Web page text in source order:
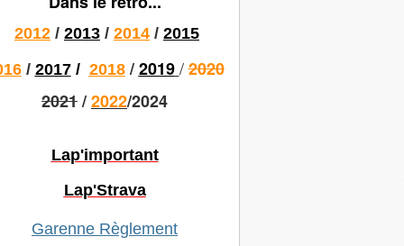
2012 / 2013 / 2014 / 2015
/ 2017/ 2018 / 2019 /2020
2021/2022/2024
Lap'important
Lap'Strava
Garenne Règlement